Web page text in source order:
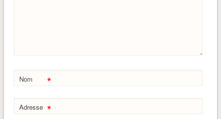
Nom *
Adresse *